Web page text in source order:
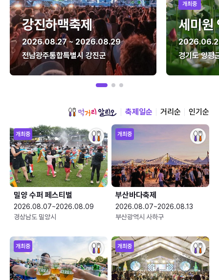
강진하맥축제
2026.08.27 ~ 2026.08.29
전남광주통합특별시 강진군
개최중
세미원
경기도 양평
축제일순 거리순 인기순
개최중
밀양 수퍼 페스티벌
2026.08.07~2026.08.09
경상남도 밀양시
개최중
부산바다축제
2026.08.07~2026.08.13
부산광역시 사하구
개최중 개최중